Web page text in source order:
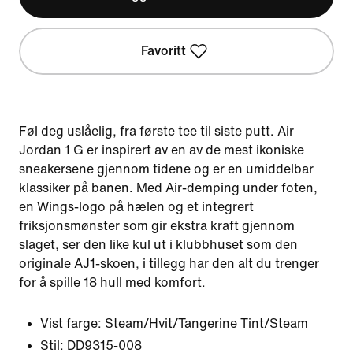
Favoritt
Føl deg uslåelig, fra første tee til siste putt. Air
Jordan 1 G er inspirert av en av de mest ikoniske
sneakersene gjennom tidene og er en umiddelbar
klassiker på banen. Med Air-demping under foten,
en Wings-logo på hælen og et integrert
friksjonsmønster som gir ekstra kraft gjennom
slaget, ser den like kul ut i klubbhuset som den
originale AJ1-skoen, i tillegg har den alt du trenger
for å spille 18 hull med komfort.
Vist farge: Steam/Hvit/Tangerine Tint/Steam
Stil: DD9315-008